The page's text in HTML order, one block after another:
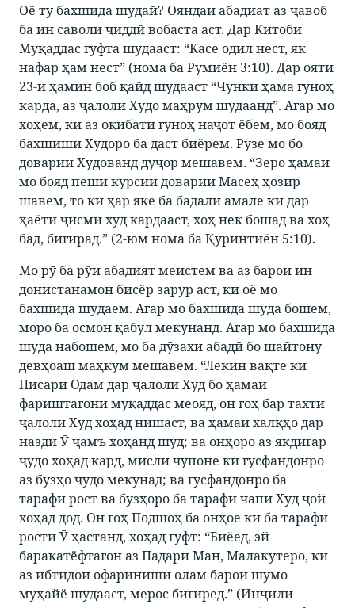
Оё ту бахшида шудаӣ? Ояндаи абадиат аз ҷавоб
ба ин саволи ҷиддӣ вобаста аст. Дар Китоби
Муқаддас гуфта шудааст: “Касе одил нест, як
нафар ҳам нест” (нома ба Румиён 3:10). Дар ояти
23-и ҳамин боб қайд шудааст “Чунки ҳама гуноҳ
карда, аз ҷалоли Худо маҳрум шудаанд”. Агар мо
хоҳем, ки аз оқибати гуноҳ наҷот ёбем, мо бояд
бахшиши Худоро ба даст биёрем. Рӯзе мо бо
доварии Худованд дуҷор мешавем. “Зеро ҳамаи
мо бояд пеши курсии доварии Масеҳ ҳозир
шавем, то ки ҳар яке ба бадали амале ки дар
ҳаёти ҷисми худ кардааст, хоҳ нек бошад ва хоҳ
бад, бигирад.” (2-юм нома ба Қӯринтиён 5:10).
Мо рӯ ба рӯи абадият меистем ва аз барои ин
донистанамон бисёр зарур аст, ки оё мо
бахшида шудаем. Агар мо бахшида шуда бошем,
моро ба осмон қабул мекунанд. Агар мо бахшида
шуда набошем, мо ба дӯзахи абадӣ бо шайтону
девҳоаш маҳкум мешавем. “Лекин вақте ки
Писари Одам дар ҷалоли Худ бо ҳамаи
фариштагони муқаддас меояд, он гоҳ бар тахти
ҷалоли Худ хоҳад нишаст, ва ҳамаи халқҳо дар
назди Ӯ ҷамъ хоҳанд шуд; ва онҳоро аз якдигар
ҷудо хоҳад кард, мисли чӯпоне ки гӯсфандонро
аз бузҳо ҷудо мекунад; ва гӯсфандонро ба
тарафи рост ва бузҳоро ба тарафи чапи Худ ҷой
хоҳад дод. Он гоҳ Подшоҳ ба онҳое ки ба тарафи
рости Ӯ ҳастанд, хоҳад гуфт: “Биёед, эй
баракатёфтагон аз Падари Ман, Малакутеро, ки
аз ибтидои офариниши олам барои шумо
муҳайё шудааст, мерос бигиред.” (Инҷили